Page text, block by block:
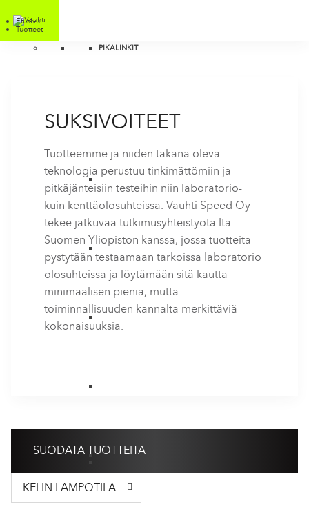
Etusivu
Tuotteet
PIKALINKIT
SUKSIVOITEET
Tuotteemme ja niiden takana oleva
teknologia perustuu tinkimättömiin ja
pitkäjänteisiin testeihin niin laboratorio-
kuin kenttäolosuhteissa. Vauhti Speed Oy
tekee jatkuvaa tutkimusyhteistyötä Itä-
Suomen Yliopiston kanssa, jossa tuotteita
pystytään testaamaan tarkoissa laboratorio
olosuhteissa ja löytämään sitä kautta
minimaalisen pieniä, mutta
toiminnallisuuden kannalta merkittäviä
kokonaisuuksia.
SUODATA TUOTTEITA
KELIN LÄMPÖTILA